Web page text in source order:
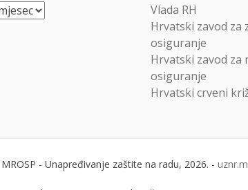
Vlada RH
Hrvatski zavod za
osiguranje
Hrvatski zavod za
osiguranje
Hrvatski crveni
- Unapređivanje zaštite na radu, 2026. -